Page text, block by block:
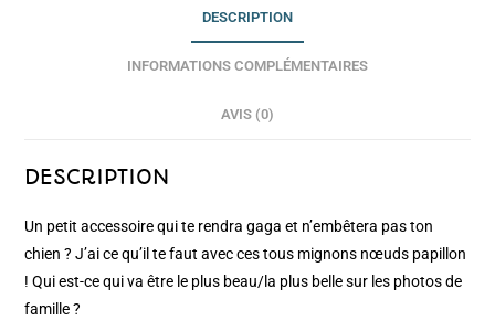
DESCRIPTION
INFORMATIONS COMPLÉMENTAIRES
AVIS (0)
DESCRIPTION
Un petit accessoire qui te rendra gaga et n’embêtera pas ton
chien ? J’ai ce qu’il te faut avec ces tous mignons nœuds papillon
! Qui est-ce qui va être le plus beau/la plus belle sur les photos de
famille ?